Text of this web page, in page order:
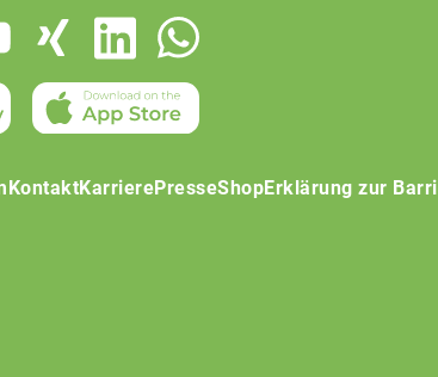
KontaktKarrierePresseShopErklärung zur